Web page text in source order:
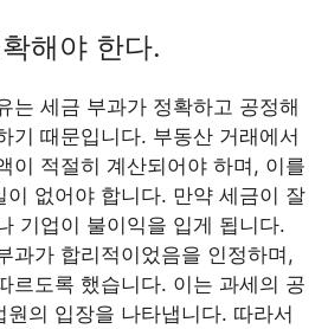
해야 한다.
는 세금 부과가 정확하고 공정해
기 때문입니다. 부동산 거래에서
이 적절히 계산되어야 하며, 이를
이 없어야 합니다. 만약 세금이 잘
기업이 불이익을 입게 됩니다.
과가 합리적이었음을 인정하며,
르도록 했습니다. 이는 과세의 공
의 입장을 나타냅니다. 따라서